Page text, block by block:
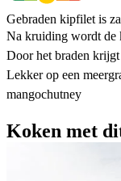
Gebraden kipfilet is
Na kruiding wordt de
Door het braden
Lekker op een
mangochutney
Koken met